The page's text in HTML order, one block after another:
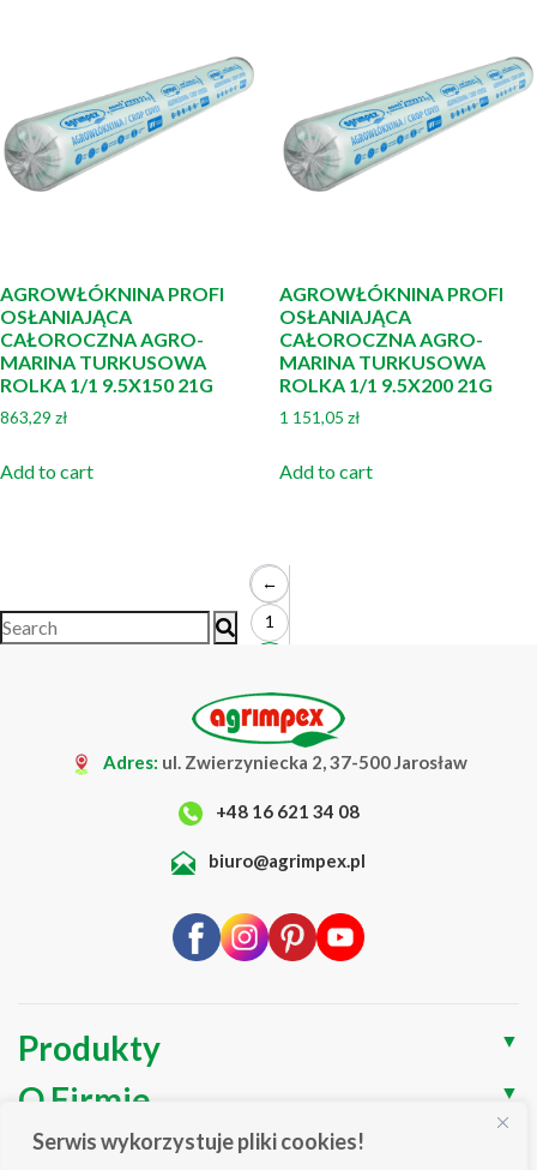
Serwis wykorzystuje pliki cookies!
AGROWŁÓKNINA PROFI
OSŁANIAJĄCA
CAŁOROCZNA AGRO-
MARINA TURKUSOWA
ROLKA 1/1 9.5X150 21G
863,29 zł
Add to cart
AGROWŁÓKNINA PROFI
OSŁANIAJĄCA
CAŁOROCZNA AGRO-
MARINA TURKUSOWA
ROLKA 1/1 9.5X200 21G
1 151,05 zł
Add to cart
←
1
3
4
5
…
11
13
Adres: ul. Zwierzyniecka 2, 37-500 Jarosław
+48 16 621 34 08
biuro@agrimpex.pl
Produkty ▼
O Firmie ▼
Blog